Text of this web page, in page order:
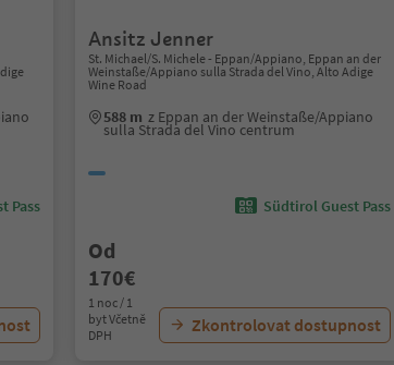
Pass
Ansitz Jenner
St. Michael/S. Michele - Eppan/Appiano, Eppan an der
Weinstaße/Appiano sulla Strada del Vino, Alto Adige
Wine Road
588 m z Eppan an der Weinstaße/Appiano
sulla Strada del Vino centrum
Südtirol Guest Pass
Od
170€
1 noc / 1
byt Včetně
DPH
Zkontrolovat dostupnost